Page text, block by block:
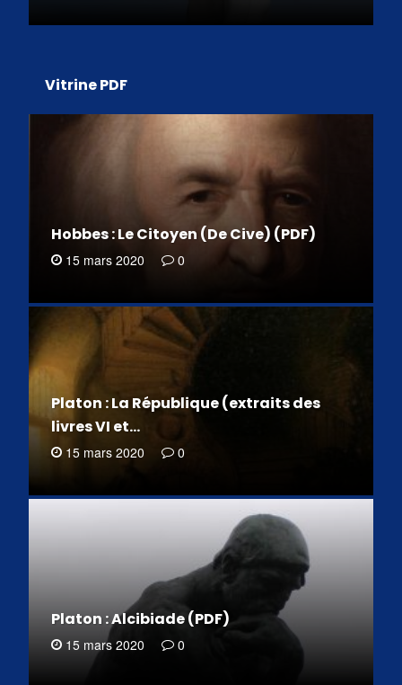
Vitrine PDF
Hobbes : Le Citoyen (De Cive) (PDF)
15 mars 2020 0
Platon : La République (extraits des
livres VI et…
15 mars 2020 0
Platon : Alcibiade (PDF)
15 mars 2020 0